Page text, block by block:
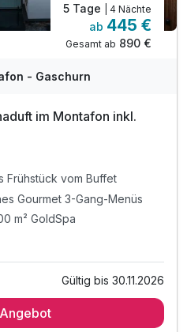
5 Tage | 4 Nächte
ab 445 €
Gesamt ab 890 €
- Gaschurn
im Montafon inkl.
Frühstück vom Buffet
Gourmet 3-Gang-Menüs
m² GoldSpa
Frühstück vom Buffet
Gültig bis 30.11.2026